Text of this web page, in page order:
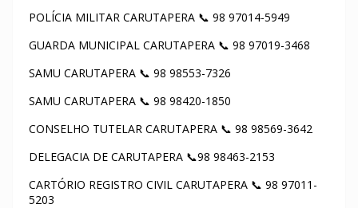
POLÍCIA MILITAR CARUTAPERA 📞 98 97014-5949
GUARDA MUNICIPAL CARUTAPERA 📞 98 97019-3468
SAMU CARUTAPERA 📞 98 98553-7326
SAMU CARUTAPERA 📞 98 98420-1850
CONSELHO TUTELAR CARUTAPERA 📞 98 98569-3642
DELEGACIA DE CARUTAPERA 📞98 98463-2153
CARTÓRIO REGISTRO CIVIL CARUTAPERA 📞 98 97011-
5203